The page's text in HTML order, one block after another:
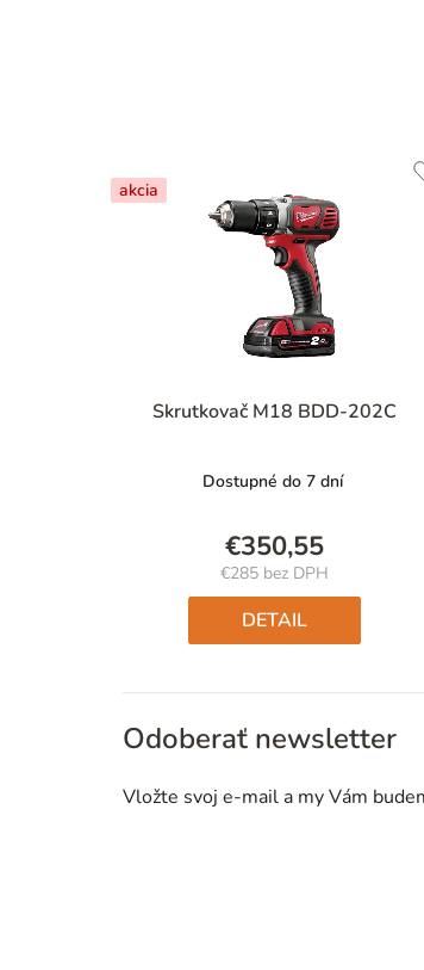
akcia
Skrutkovač M18 BDD-202C
Dostupné do 7 dní
€350,55
€285 bez DPH
Jednotková
cena:
DETAIL
Odoberať newsletter
Vložte svoj e-mail a my Vám